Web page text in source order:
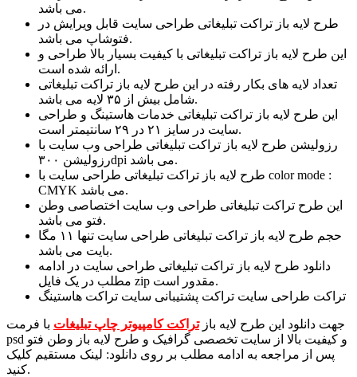
می باشد.
طرح لایه باز تراکت تبلیغاتی طراحی سایت قابل ویرایش در
فتوشاپ می باشد.
این طرح لایه باز تراکت تبلیغاتی با کیفیت بسیار بالا طراحی و
ارائه شده است.
تعداد لایه های بکار رفته در این طرح لایه باز تراکت تبلیغاتی
شامل بیش از ۳۵ لایه می باشد.
این طرح لایه باز تراکت تبلیغاتی خدمات هاستینگ و طراحی
سایت در سایز ۲۱ در ۲۹ سانتیمتر است.
رزولیشن طرح لایه باز تراکت تبلیغاتی طراحی وب سایت با
رزولیشن ۳۰۰dpi می باشد.
طرح لایه باز تراکت تبلیغاتی طراحی سایت با color mode :
CMYK می باشد.
این طرح تراکت تبلیغاتی طراحی وب سایت اختصاصی وطن
فتو می باشد.
حجم طرح لایه باز تراکت تبلیغاتی طراحی سایت تنها ۱۱ مگا
بایت می باشد.
دانلود طرح لایه باز تراکت تبلیغاتی طراحی سایت در ادامه
مطلب در یک فایل zip مقدور است.
تراکت طراحی سایت تراکت پشتیبانی سایت تراکت هاستینگ
جهت دانلود این طرح لایه بازتراکت کامپیوتر چاپ تبلیغات با فرمت
psd و کیفیت بالا از سایت تخصصی گرافیک و طرح لایه باز وطن فتو
پس از مراجعه به ادامه مطلب بر روی دانلود: لینک مستقیم کلیک
کنید.